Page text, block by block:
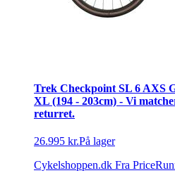
Trek Checkpoint SL 6 AXS
XL (194 - 203cm) - Vi
returret.
26.995 kr.På lager
Cykelshoppen.dk Fra